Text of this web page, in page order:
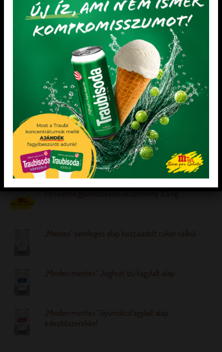
TÚRÓ ÍZŰ HIDEGKRÉM 2 kg
Sütésálló, csak hideg víz hozzáadása
KEDVENCEM!
AROMÁK
ABS mandula aroma 1 kg
Adagolása: 3-5 g / kg
KEDVENCEM!
LEGÚJABB TERMÉKEK
„Mentes” semleges alap hozzáadott cukor nélkül
„Minden mentes” Joghurt ízű fagylalt alap
„Minden mentes” Gyümölcsfagylalt alap
édesítőszerekkel